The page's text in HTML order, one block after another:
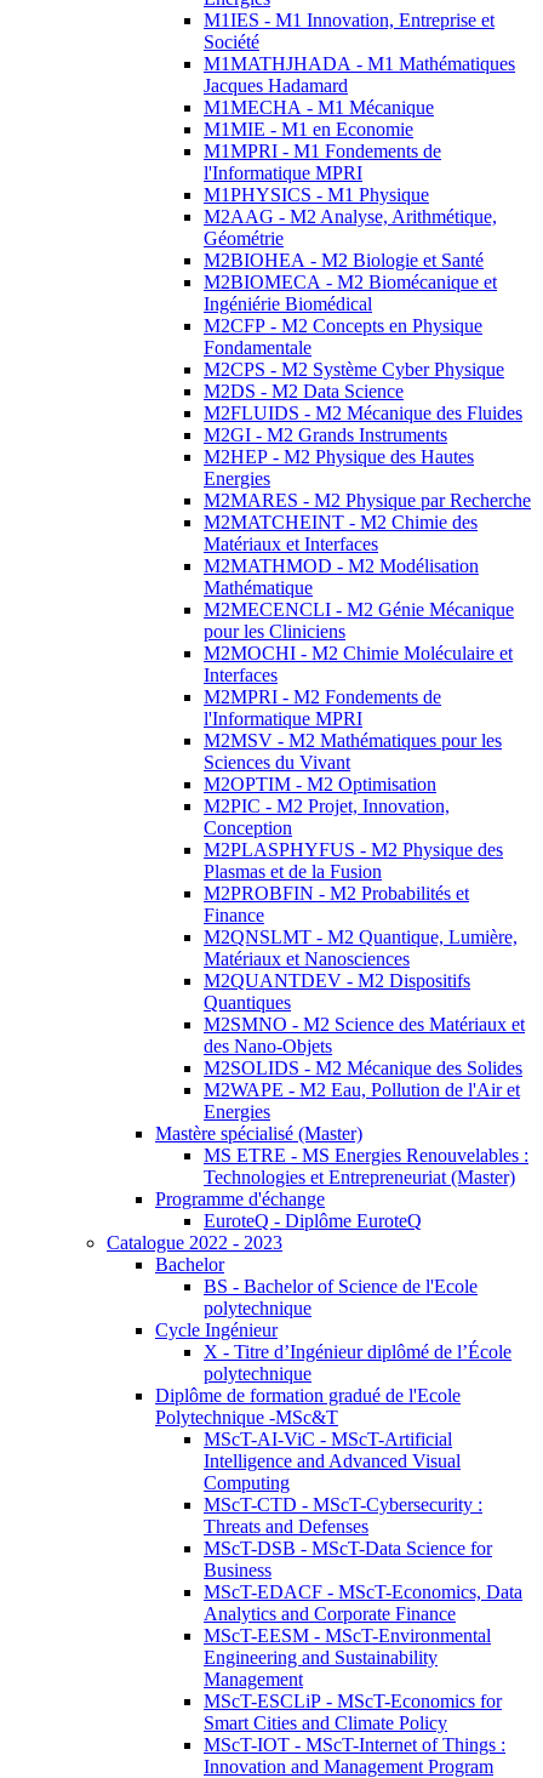
M1IES - M1 Innovation, Entreprise et
Société
M1MATHJHADA - M1 Mathématiques
Jacques Hadamard
M1MECHA - M1 Mécanique
M1MIE - M1 en Economie
M1MPRI - M1 Fondements de
l'Informatique MPRI
M1PHYSICS - M1 Physique
M2AAG - M2 Analyse, Arithmétique,
Géométrie
M2BIOHEA - M2 Biologie et Santé
M2BIOMECA - M2 Biomécanique et
Ingéniérie Biomédical
M2CFP - M2 Concepts en Physique
Fondamentale
M2CPS - M2 Système Cyber Physique
M2DS - M2 Data Science
M2FLUIDS - M2 Mécanique des Fluides
M2GI - M2 Grands Instruments
M2HEP - M2 Physique des Hautes
Energies
M2MARES - M2 Physique par Recherche
M2MATCHEINT - M2 Chimie des
Matériaux et Interfaces
M2MATHMOD - M2 Modélisation
Mathématique
M2MECENCLI - M2 Génie Mécanique
pour les Cliniciens
M2MOCHI - M2 Chimie Moléculaire et
Interfaces
M2MPRI - M2 Fondements de
l'Informatique MPRI
M2MSV - M2 Mathématiques pour les
Sciences du Vivant
M2OPTIM - M2 Optimisation
M2PIC - M2 Projet, Innovation,
Conception
M2PLASPHYFUS - M2 Physique des
Plasmas et de la Fusion
M2PROBFIN - M2 Probabilités et
Finance
M2QNSLMT - M2 Quantique, Lumière,
Matériaux et Nanosciences
M2QUANTDEV - M2 Dispositifs
Quantiques
M2SMNO - M2 Science des Matériaux et
des Nano-Objets
M2SOLIDS - M2 Mécanique des Solides
M2WAPE - M2 Eau, Pollution de l'Air et
Energies
Mastère spécialisé (Master)
MS ETRE - MS Energies Renouvelables :
Technologies et Entrepreneuriat (Master)
Programme d'échange
EuroteQ - Diplôme EuroteQ
Catalogue 2022 - 2023
Bachelor
BS - Bachelor of Science de l'Ecole
polytechnique
Cycle Ingénieur
X - Titre d’Ingénieur diplômé de l’École
polytechnique
Diplôme de formation gradué de l'Ecole
Polytechnique -MSc&T
MScT-AI-ViC - MScT-Artificial
Intelligence and Advanced Visual
Computing
MScT-CTD - MScT-Cybersecurity :
Threats and Defenses
MScT-DSB - MScT-Data Science for
Business
MScT-EDACF - MScT-Economics, Data
Analytics and Corporate Finance
MScT-EESM - MScT-Environmental
Engineering and Sustainability
Management
MScT-ESCLiP - MScT-Economics for
Smart Cities and Climate Policy
MScT-IOT - MScT-Internet of Things :
Innovation and Management Program